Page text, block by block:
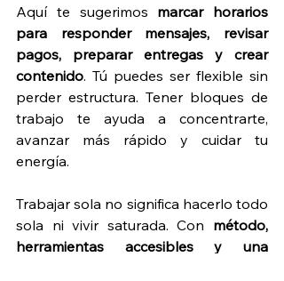
Aquí te sugerimos marcar horarios
para responder mensajes, revisar
pagos, preparar entregas y crear
contenido. Tú puedes ser flexible sin
perder estructura. Tener bloques de
trabajo te ayuda a concentrarte,
avanzar más rápido y cuidar tu
energía.
Trabajar sola no significa hacerlo todo
sola ni vivir saturada. Con método,
herramientas accesibles y una